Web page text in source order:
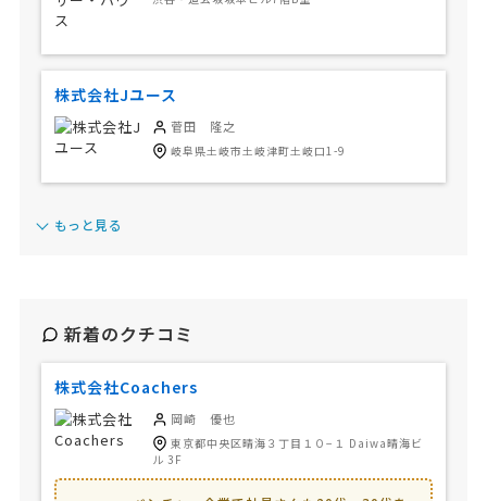
株式会社Jユース
菅田 隆之
岐阜県土岐市土岐津町土岐口1-9
もっと見る
新着のクチコミ
株式会社Coachers
岡崎 優也
東京都中央区晴海３丁目１０−１ Daiwa晴海ビ
ル 3F